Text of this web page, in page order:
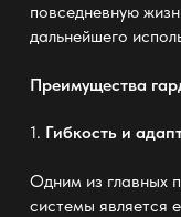
повседневную
дальнейшего
Преимущества
1. Гибкость и
Одним из главных
системы является